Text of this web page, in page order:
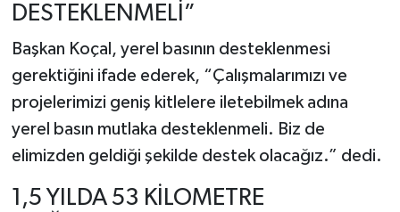
DESTEKLENMELİ”
Başkan Koçal, yerel basının desteklenmesi
gerektiğini ifade ederek, “Çalışmalarımızı ve
projelerimizi geniş kitlelere iletebilmek adına
yerel basın mutlaka desteklenmeli. Biz de
elimizden geldiği şekilde destek olacağız.” dedi.
1,5 YILDA 53 KİLOMETRE